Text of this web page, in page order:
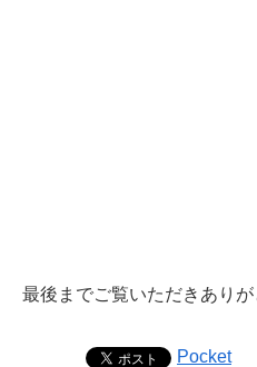
最後までご覧いただきありが
Pocket